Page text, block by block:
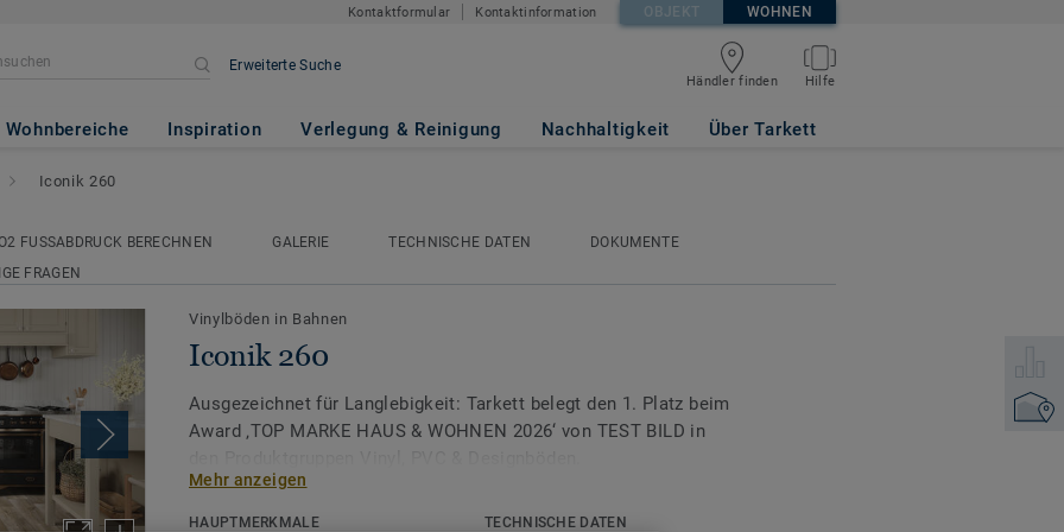
Kontaktformular Kontaktinformation OBJEKT WOHNEN
Erweiterte Suche
Händler finden Hilfe
Wohnbereiche Inspiration Verlegung & Reinigung Nachhaltigkeit Über Tarkett
Iconik 260
FUSSABDRUCK BERECHNEN GALERIE TECHNISCHE DATEN
DOKUMENTE
FRAGEN
Vinylböden in Bahnen
Iconik 260
Ausgezeichnet für Langlebigkeit: Tarkett belegt den 1. Platz beim
Award ‚TOP MARKE HAUS & WOHNEN 2026‘ von TEST BILD in
Mehr anzeigen
HAUPTMERKMALE
TECHNISCHE DATEN